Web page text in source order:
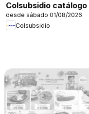
Colsubsidio catálogo
desde sábado 01/08/2026
Colsubsidio